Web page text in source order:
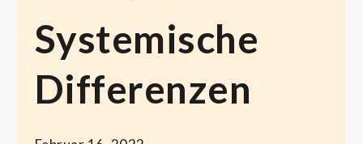
Systemische
Differenzen